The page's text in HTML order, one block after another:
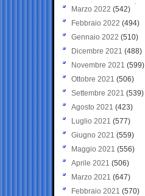
Marzo 2022 (542)
Febbraio 2022 (494)
Gennaio 2022 (510)
Dicembre 2021 (488)
Novembre 2021 (599)
Ottobre 2021 (506)
Settembre 2021 (539)
Agosto 2021 (423)
Luglio 2021 (577)
Giugno 2021(559)
Maggio 2021 (556)
Aprile 2021 (506)
Marzo 2021 (647)
Febbraio 2021 (570)